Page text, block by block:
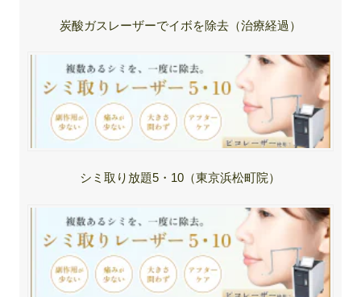
炭酸ガスレーザーでイボを除去（治療経過）
シミ取り放題5・10（東京浜松町院）